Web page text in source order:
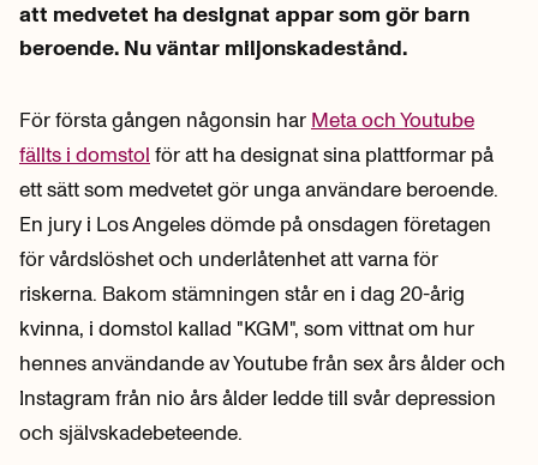
att medvetet ha designat appar som gör barn
beroende. Nu väntar miljonskadestånd.
För första gången någonsin har Meta och Youtube
fällts i domstol för att ha designat sina plattformar på
ett sätt som medvetet gör unga användare beroende.
En jury i Los Angeles dömde på onsdagen företagen
för vårdslöshet och underlåtenhet att varna för
riskerna. Bakom stämningen står en i dag 20-årig
kvinna, i domstol kallad "KGM", som vittnat om hur
hennes användande av Youtube från sex års ålder och
Instagram från nio års ålder ledde till svår depression
och självskadebeteende.